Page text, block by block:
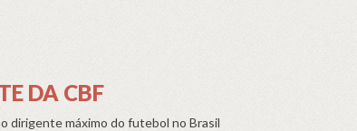
DA CBF
dirigente máximo do futebol no Brasil